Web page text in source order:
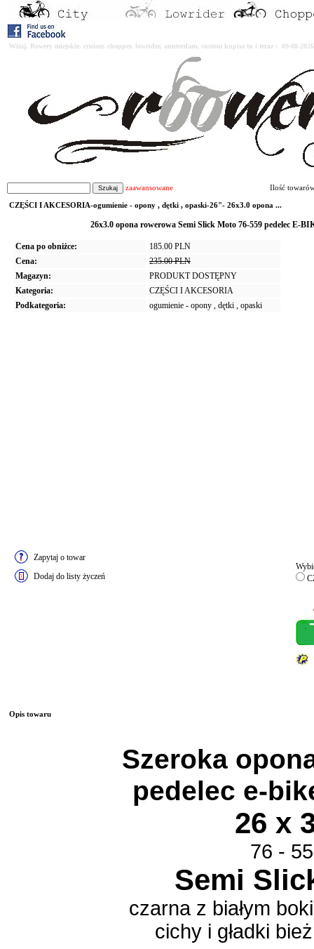
Witaj. Rowery miejskie, cruiser, chopper, lowrider, amsterdam, custom kupisz tu i teraz : 09-08-
zaawansowane Ilość
CZĘŚCI I AKCESORIA-ogumienie - opony , dętki , opaski-26"- 26x3.0 opona ...
26x3.0 opona rowerowa Semi Slick Moto 76-559 pedelec E-
Cena po obniżce:
185.00 PLN
Cena:
235.00 PLN
Magazyn:
PRODUKT DOSTĘPNY
Kategoria:
CZĘŚCI I AKCESORIA
Podkategoria:
ogumienie - opony , dętki , opaski
Zapytaj o towar
Dodaj do listy życzeń
Opis towaru
Szeroka
pedelec e-
26 x
76 -
Semi
czarna z białym
cichy i gładki